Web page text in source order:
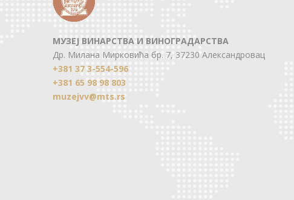
МУЗЕЈ ВИНАРСТВА И ВИНОГРАДАРСТВА
Др. Милана Мирковића бр. 7, 37230 Александровац
+381 37 3-554-596
+381 65 98 98 803
muzejvv@mts.rs